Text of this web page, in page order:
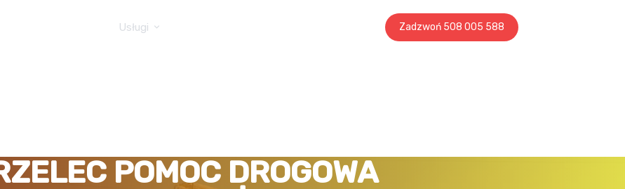
Zadzwoń 508 005 588
Usługi
POMOC DROGOWA